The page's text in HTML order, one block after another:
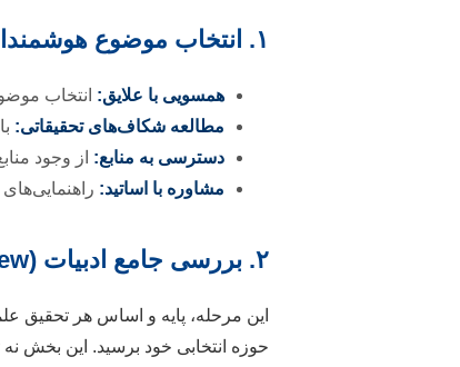
۱. انتخاب موضوع هوشمندانه و نوآورانه
همسویی با علایق: انتخاب
مطالعه شکاف‌های تحقیقاتی:
دسترسی به منابع: از وجود
مشاوره با اساتید:
۲. بررسی جامع ادبیات (Literature Review)
این مرحله، پایه و اساس هر تحقیق
حوزه انتخابی خود برسید. این بخش